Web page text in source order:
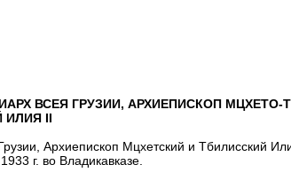
ВСЕЯ ГРУЗИИ, АРХИЕПИСКОП МЦХЕТО-
ИЛИЯ II
Архиепископ Мцхетский и Тбилисский
г. во Владикавказе.